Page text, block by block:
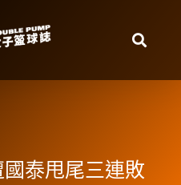
泰甩尾三連敗